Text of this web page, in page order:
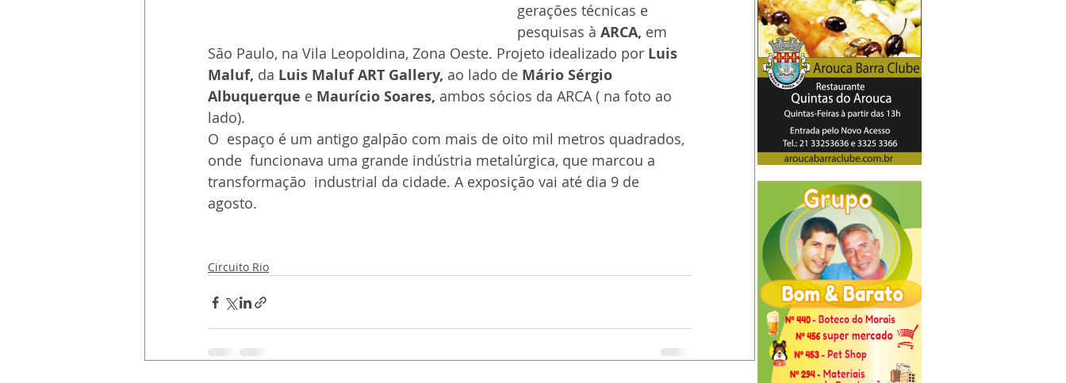
gerações técnicas e
pesquisas à ARCA, em
São Paulo, na Vila Leopoldina, Zona Oeste. Projeto idealizado por Luis
Maluf, da Luis Maluf ART Gallery, ao lado de Mário Sérgio
Albuquerque e Maurício Soares, ambos sócios da ARCA ( na foto ao
lado).
O  espaço é um antigo galpão com mais de oito mil metros quadrados,
onde  funcionava uma grande indústria metalúrgica, que marcou a
transformação  industrial da cidade. A exposição vai até dia 9 de
agosto.
Circuito Rio